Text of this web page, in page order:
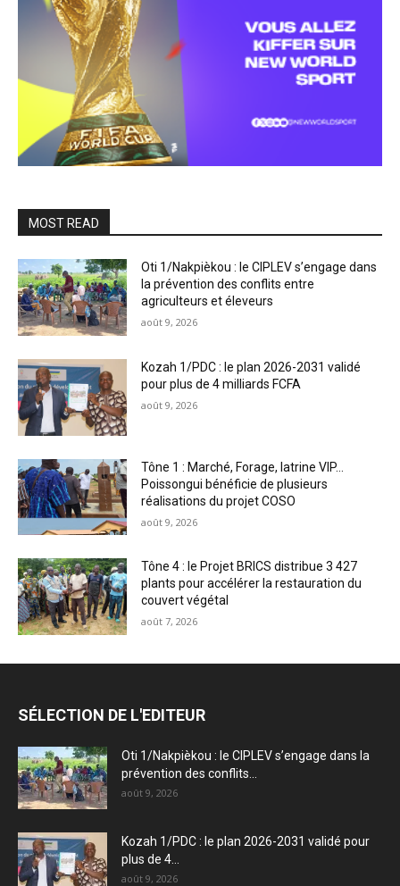
MOST READ
Oti 1/Nakpièkou : le CIPLEV s’engage dans
la prévention des conflits entre
agriculteurs et éleveurs
août 9, 2026
Kozah 1/PDC : le plan 2026-2031 validé
pour plus de 4 milliards FCFA
août 9, 2026
Tône 1 : Marché, Forage, latrine VIP…
Poissongui bénéficie de plusieurs
réalisations du projet COSO
août 9, 2026
Tône 4 : le Projet BRICS distribue 3 427
plants pour accélérer la restauration du
couvert végétal
août 7, 2026
SÉLECTION DE L'EDITEUR
Oti 1/Nakpièkou : le CIPLEV s’engage dans la
prévention des conflits...
août 9, 2026
Kozah 1/PDC : le plan 2026-2031 validé pour
plus de 4...
août 9, 2026